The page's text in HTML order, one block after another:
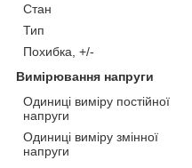
Стан
Тип
Похибка, +/-
Вимірювання напруги
Одиниці виміру постійної
напруги
Одиниці виміру змінної
напруги